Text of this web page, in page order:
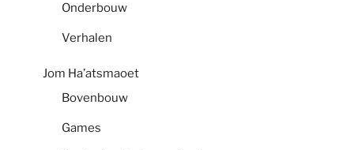
Onderbouw
Verhalen
Jom Ha’atsmaoet
Bovenbouw
Games